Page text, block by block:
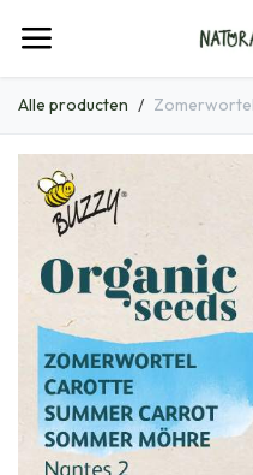
Alle producten